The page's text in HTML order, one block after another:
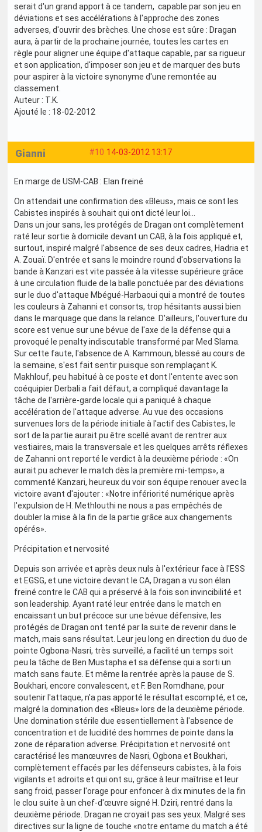
serait d'un grand apport à ce tandem, capable par son jeu en
déviations et ses accélérations à l'approche des zones
adverses, d'ouvrir des brèches. Une chose est sûre : Dragan
aura, à partir de la prochaine journée, toutes les cartes en
règle pour aligner une équipe d'attaque capable, par sa rigueur
et son application, d'imposer son jeu et de marquer des buts
pour aspirer à la victoire synonyme d'une remontée au
classement.
Auteur : T.K.
Ajouté le : 18-02-2012
#10 14-03-2012 13:17
Gianni
En marge de USM-CAB : Elan freiné
On attendait une confirmation des «Bleus», mais ce sont les
Cabistes inspirés à souhait qui ont dicté leur loi…
Dans un jour sans, les protégés de Dragan ont complètement
raté leur sortie à domicile devant un CAB, à la fois appliqué et,
surtout, inspiré malgré l'absence de ses deux cadres, Hadria et
A. Zouaï. D'entrée et sans le moindre round d'observations la
bande à Kanzari est vite passée à la vitesse supérieure grâce
à une circulation fluide de la balle ponctuée par des déviations
sur le duo d'attaque Mbégué-Harbaoui qui a montré de toutes
les couleurs à Zahanni et consorts, trop hésitants aussi bien
dans le marquage que dans la relance. D'ailleurs, l'ouverture du
score est venue sur une bévue de l'axe de la défense qui a
provoqué le penalty indiscutable transformé par Med Slama.
Sur cette faute, l'absence de A. Kammoun, blessé au cours de
la semaine, s'est fait sentir puisque son remplaçant K.
Makhlouf, peu habitué à ce poste et dont l'entente avec son
coéquipier Derbali a fait défaut, a compliqué davantage la
tâche de l'arrière-garde locale qui a paniqué à chaque
accélération de l'attaque adverse. Au vue des occasions
survenues lors de la période initiale à l'actif des Cabistes, le
sort de la partie aurait pu être scellé avant de rentrer aux
vestiaires, mais la transversale et les quelques arrêts réflexes
de Zahanni ont reporté le verdict à la deuxième période : «On
aurait pu achever le match dès la première mi-temps», a
commenté Kanzari, heureux du voir son équipe renouer avec la
victoire avant d'ajouter : «Notre infériorité numérique après
l'expulsion de H. Methlouthi ne nous a pas empêchés de
doubler la mise à la fin de la partie grâce aux changements
opérés».
Précipitation et nervosité
Depuis son arrivée et après deux nuls à l'extérieur face à l'ESS
et EGSG, et une victoire devant le CA, Dragan a vu son élan
freiné contre le CAB qui a préservé à la fois son invincibilité et
son leadership. Ayant raté leur entrée dans le match en
encaissant un but précoce sur une bévue défensive, les
protégés de Dragan ont tenté par la suite de revenir dans le
match, mais sans résultat. Leur jeu long en direction du duo de
pointe Ogbona-Nasri, très surveillé, a facilité un temps soit
peu la tâche de Ben Mustapha et sa défense qui a sorti un
match sans faute. Et même la rentrée après la pause de S.
Boukhari, encore convalescent, et F. Ben Romdhane, pour
soutenir l'attaque, n'a pas apporté le résultat escompté, et ce,
malgré la domination des «Bleus» lors de la deuxième période.
Une domination stérile due essentiellement à l'absence de
concentration et de lucidité des hommes de pointe dans la
zone de réparation adverse. Précipitation et nervosité ont
caractérisé les manœuvres de Nasri, Ogbona et Boukhari,
complètement effacés par les défenseurs cabistes, à la fois
vigilants et adroits et qui ont su, grâce à leur maîtrise et leur
sang froid, passer l'orage pour enfoncer à dix minutes de la fin
le clou suite à un chef-d'œuvre signé H. Dziri, rentré dans la
deuxième période. Dragan ne croyait pas ses yeux. Malgré ses
directives sur la ligne de touche «notre entame du match a été